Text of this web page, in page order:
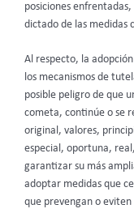
posiciones
dictado de las medidas
Al respecto, la
los mecanismos de
posible peligro de que
cometa, continúe o se
original, valores,
especial, oportuna,
garantizar su más
adoptar medidas que
que prevengan o